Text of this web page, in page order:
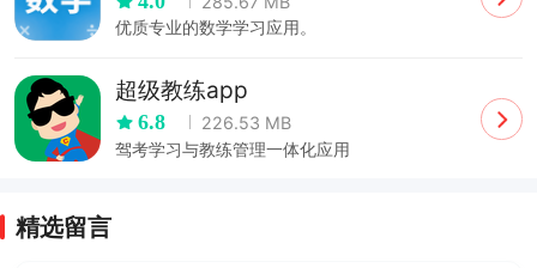
优质专业的数学学习应用。
超级教练app
6.8
226.53 MB
驾考学习与教练管理一体化应用
精选留言